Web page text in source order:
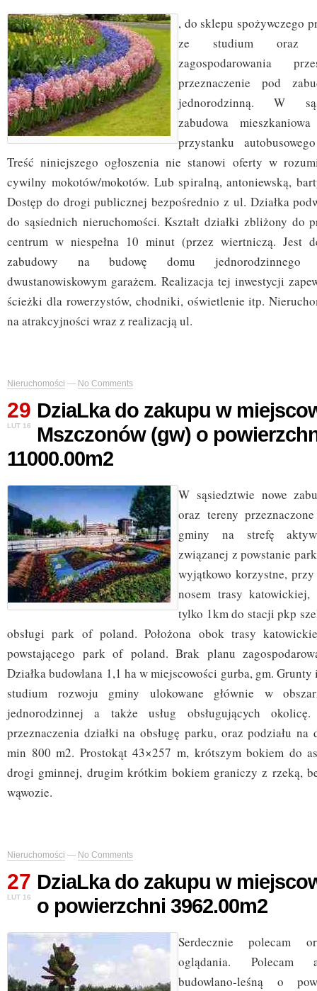
, do sklepu spożywczego
ze studium oraz
zagospodarowania
przeznaczenie pod
jednorodzinną. W
zabudowa
przystanku
Treść niniejszego ogłoszenia nie stanowi oferty w
cywilny mokotów/mokotów. Lub spiralną, antoniewską,
Dostęp do drogi publicznej bezpośrednio z ul. Działka
do sąsiednich nieruchomości. Kształt działki zbliżony do
centrum w niespełna 10 minut (przez wiertniczą. Jest
zabudowy na budowę domu jednorodzinnego
dwustanowiskowym garażem. Realizacja tej inwestycji
ścieżki dla rowerzystów, chodniki, oświetlenie itp.
na atrakcyjności wraz z realizacją ul.
Nieruchomości — No Comments
29
LUT 16
DziaLka do zakupu w
Mszczonów (gw) o
11000.00m2
W sąsiedztwie nowe
oraz tereny
gminy na strefę
związanej z powstanie
wyjątkowo korzystne,
nosem trasy
tylko 1km do stacji pkp
obsługi park of poland. Położona obok trasy
powstającego park of poland. Brak planu
Działka budowlana 1,1 ha w miejscowości gurba, gm.
studium rozwoju gminy ulokowane głównie w
jednorodzinnej a także usług obsługujących
przeznaczenia działki na obsługę parku, oraz podziału na
min 800 m2. Prostokąt 43×257 m, krótszym bokiem do
drogi gminnej, drugim krótkim bokiem graniczy z rzeką,
wąwozie.
Nieruchomości — No Comments
27
LUT 16
DziaLka do zakupu w
o powierzchni 3962.00m2
Serdecznie polecam
oglądania. Polecam
budowlano-leśną o